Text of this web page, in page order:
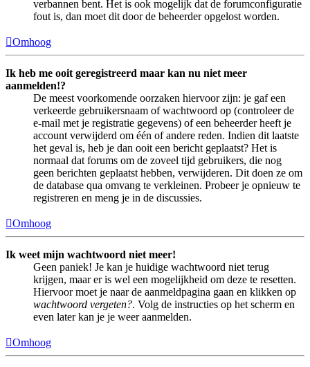
verbannen bent. Het is ook mogelijk dat de forumconfiguratie
fout is, dan moet dit door de beheerder opgelost worden.
Omhoog
Ik heb me ooit geregistreerd maar kan nu niet meer
aanmelden!?
De meest voorkomende oorzaken hiervoor zijn: je gaf een
verkeerde gebruikersnaam of wachtwoord op (controleer de
e-mail met je registratie gegevens) of een beheerder heeft je
account verwijderd om één of andere reden. Indien dit laatste
het geval is, heb je dan ooit een bericht geplaatst? Het is
normaal dat forums om de zoveel tijd gebruikers, die nog
geen berichten geplaatst hebben, verwijderen. Dit doen ze om
de database qua omvang te verkleinen. Probeer je opnieuw te
registreren en meng je in de discussies.
Omhoog
Ik weet mijn wachtwoord niet meer!
Geen paniek! Je kan je huidige wachtwoord niet terug
krijgen, maar er is wel een mogelijkheid om deze te resetten.
Hiervoor moet je naar de aanmeldpagina gaan en klikken op
wachtwoord vergeten?. Volg de instructies op het scherm en
even later kan je je weer aanmelden.
Omhoog